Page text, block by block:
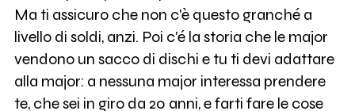
Ma ti assicuro che non c'è questo granché a
livello di soldi, anzi. Poi c'é la storia che le major
vendono un sacco di dischi e tu ti devi adattare
alla major: a nessuna major interessa prendere
te, che sei in giro da 20 anni, e farti fare le cose